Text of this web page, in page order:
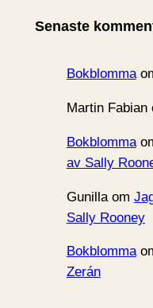
v
Senaste
Bokblomma
Martin Fabian
Bokblomma
av Sally
Gunillaom
Sally Rooney
Bokblomma
Zerán